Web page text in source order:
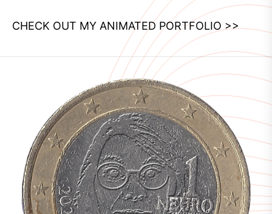
CHECK OUT MY ANIMATED PORTFOLIO >>